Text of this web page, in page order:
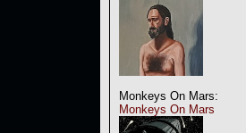
Monkeys On Mars:
Monkeys On Mars